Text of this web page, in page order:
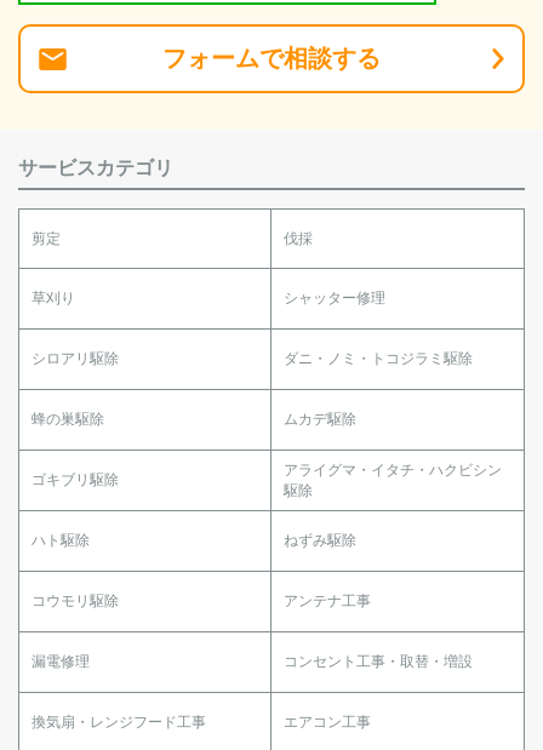
フォームで相談する
サービスカテゴリ
剪定 伐採
草刈り シャッター修理
シロアリ駆除 ダニ・ノミ・トコジラミ駆除
蜂の巣駆除 ムカデ駆除
ゴキブリ駆除
アライグマ・イタチ・ハクビシン
駆除
ハト駆除 ねずみ駆除
コウモリ駆除 アンテナ工事
漏電修理 コンセント工事・取替・増設
換気扇・レンジフード工事 エアコン工事